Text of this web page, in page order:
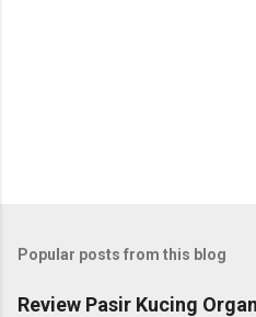
Popular posts from this blog
Review Pasir Kucing